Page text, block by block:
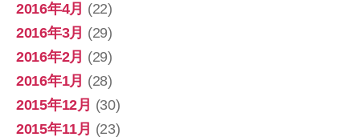
2016年4月 (22)
2016年3月 (29)
2016年2月 (29)
2016年1月 (28)
2015年12月 (30)
2015年11月 (23)